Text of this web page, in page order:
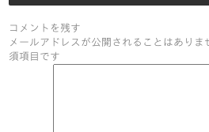
コメントを残す
メールアドレスが公開されることはありま
須項目です